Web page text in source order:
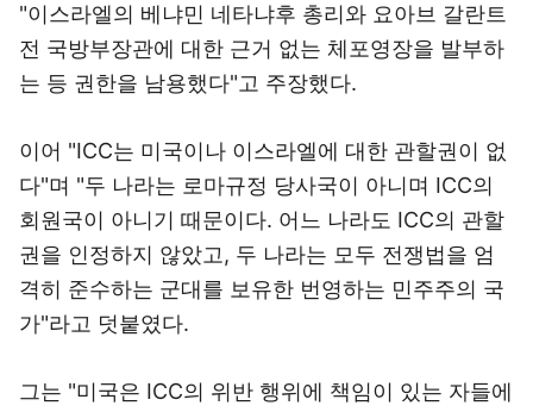
"이스라엘의 베냐민 네타냐후 총리와 요아브 갈란트
전 국방부장관에 대한 근거 없는 체포영장을 발부하
는 등 권한을 남용했다"고 주장했다.
이어 "ICC는 미국이나 이스라엘에 대한 관할권이 없
다"며 "두 나라는 로마규정 당사국이 아니며 ICC의
회원국이 아니기 때문이다. 어느 나라도 ICC의 관할
권을 인정하지 않았고, 두 나라는 모두 전쟁법을 엄
격히 준수하는 군대를 보유한 번영하는 민주주의 국
가"라고 덧붙였다.
그는 "미국은 ICC의 위반 행위에 책임이 있는 자들에